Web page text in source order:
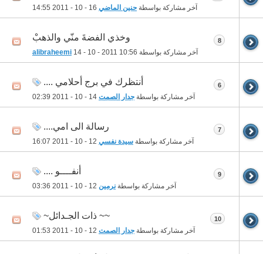
آخر مشاركة بواسطة حنين الماضي 14:55
وخذي الفضةَ منّي والذهبْ
آخر مشاركة بواسطة alibraheemi 14 - 10 - 2011 10:56
8
أنتظرك في برج أحلامي ....
آخر مشاركة بواسطة جدار الصمت 02:39
6
رسالة الى امي....
آخر مشاركة بواسطة سيدة نفسي 16:07
7
أنفــــو ....
آخر مشاركة بواسطة نرمين 03:36
9
~~ ذات الجـدائل~
آخر مشاركة بواسطة جدار الصمت 01:53
10